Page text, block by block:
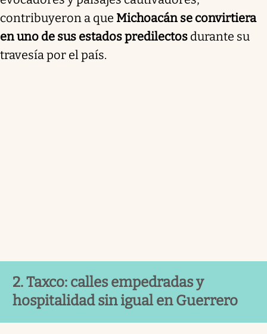
contribuyeron a que Michoacán se convirtiera
en uno de sus estados predilectos durante su
travesía por el país.
2. Taxco: calles empedradas y
hospitalidad sin igual en Guerrero